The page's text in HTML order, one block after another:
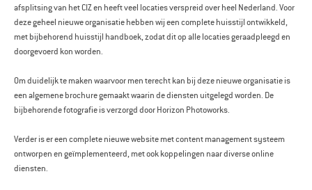
afsplitsing van het CIZ en heeft veel locaties verspreid over heel Nederland. Voor
deze geheel nieuwe organisatie hebben wij een complete huisstijl ontwikkeld,
met bijbehorend huisstijl handboek, zodat dit op alle locaties geraadpleegd en
doorgevoerd kon worden.
Om duidelijk te maken waarvoor men terecht kan bij deze nieuwe organisatie is
een algemene brochure gemaakt waarin de diensten uitgelegd worden. De
bijbehorende fotografie is verzorgd door Horizon Photoworks.
Verder is er een complete nieuwe website met content management systeem
ontworpen en geïmplementeerd, met ook koppelingen naar diverse online
diensten.